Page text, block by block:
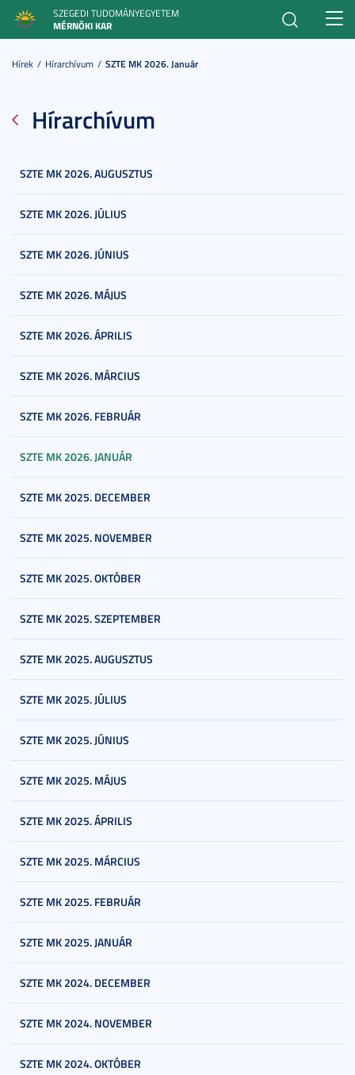
SZEGEDI TUDOMÁNYEGYETEM
MÉRNÖKI KAR
Hírek Hírarchívum SZTE MK 2026. Január
Hírarchívum
SZTE MK 2026. AUGUSZTUS
SZTE MK 2026. JÚLIUS
SZTE MK 2026. JÚNIUS
SZTE MK 2026. MÁJUS
SZTE MK 2026. ÁPRILIS
SZTE MK 2026. MÁRCIUS
SZTE MK 2026. FEBRUÁR
SZTE MK 2026. JANUÁR
SZTE MK 2025. DECEMBER
SZTE MK 2025. NOVEMBER
SZTE MK 2025. OKTÓBER
SZTE MK 2025. SZEPTEMBER
SZTE MK 2025. AUGUSZTUS
SZTE MK 2025. JÚLIUS
SZTE MK 2025. JÚNIUS
SZTE MK 2025. MÁJUS
SZTE MK 2025. ÁPRILIS
SZTE MK 2025. MÁRCIUS
SZTE MK 2025. FEBRUÁR
SZTE MK 2025. JANUÁR
SZTE MK 2024. DECEMBER
SZTE MK 2024. NOVEMBER
SZTE MK 2024. OKTÓBER